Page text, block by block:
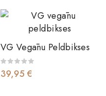
VG Vegānu Peldbikses
39,95 €